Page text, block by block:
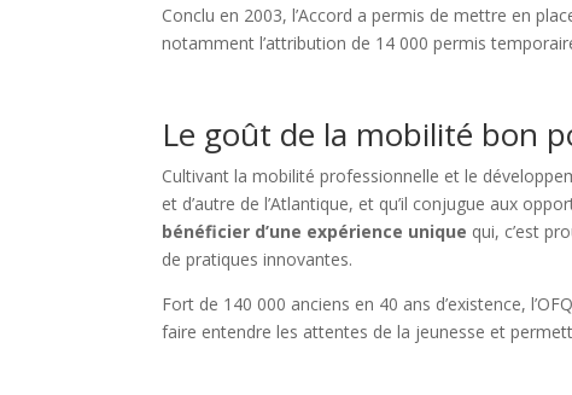
Conclu en 2003, l’Accord a permis de mettre en
notamment l’attribution de 14 000 permis
Le goût de la mobilité bon
Cultivant la mobilité professionnelle et le
et d’autre de l’Atlantique, et qu’il conjugue aux
bénéficier d’une expérience unique qui, c’est
de pratiques innovantes.
Fort de 140 000 anciens en 40 ans d’existence,
faire entendre les attentes de la jeunesse et